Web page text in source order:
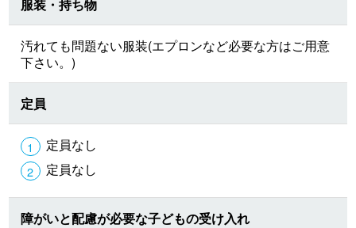
服装・持ち物
汚れても問題ない服装(エプロンなど必要な方はご用意
下さい。)
定員
定員なし
定員なし
障がいと配慮が必要な子どもの受け入れ